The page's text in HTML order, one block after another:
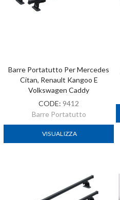
Barre Portatutto Per Mercedes
Citan, Renault Kangoo E
Volkswagen Caddy
CODE: 9412
Barre Portatutto
VISUALIZZA